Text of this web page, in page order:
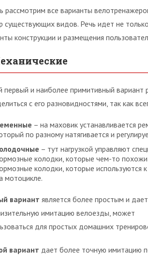
рассмотрим все варианты
существующих видов. Речь идет не
конструкции и размещения
первый и наиболее примитивный вариант
с его разновидностями, так как
– на маховик устанавливается
по разному натягивается и
– тут нагрузкой управляют
колодки, которые чем-то
колодки, которые используются
мотоцикле.
вариант является более простым и
имитацию велоезды, может
для простых домашних
вариант дает более точную имитацию